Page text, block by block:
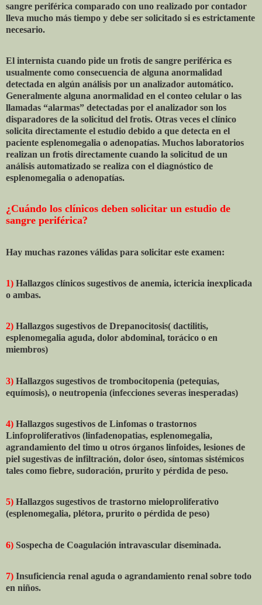
sangre periférica comparado con uno realizado por contador
lleva mucho más tiempo y debe ser solicitado si es estrictamente
necesario.
El internista cuando pide un frotis de sangre periférica es
usualmente como consecuencia de alguna anormalidad
detectada en algún análisis por un analizador automático.
Generalmente alguna anormalidad en el conteo celular o las
llamadas “alarmas” detectadas por el analizador son los
disparadores de la solicitud del frotis. Otras veces el clínico
solicita directamente el estudio debido a que detecta en el
paciente esplenomegalia o adenopatías. Muchos laboratorios
realizan un frotis directamente cuando la solicitud de un
análisis automatizado se realiza con el diagnóstico de
esplenomegalia o adenopatías.
¿Cuándo los clínicos deben solicitar un estudio de
sangre periférica?
Hay muchas razones válidas para solicitar este examen:
1) Hallazgos clínicos sugestivos de anemia, ictericia inexplicada
o ambas.
2) Hallazgos sugestivos de Drepanocitosis( dactilitis,
esplenomegalia aguda, dolor abdominal, torácico o en
miembros)
3) Hallazgos sugestivos de trombocitopenia (petequias,
equímosis), o neutropenia (infecciones severas inesperadas)
4) Hallazgos sugestivos de Linfomas o trastornos
Linfoproliferativos (linfadenopatias, esplenomegalia,
agrandamiento del timo u otros órganos linfoides, lesiones de
piel sugestivas de infiltración, dolor óseo, síntomas sistémicos
tales como fiebre, sudoración, prurito y pérdida de peso.
5) Hallazgos sugestivos de trastorno mieloproliferativo
(esplenomegalia, plétora, prurito o pérdida de peso)
6) Sospecha de Coagulación intravascular diseminada.
7) Insuficiencia renal aguda o agrandamiento renal sobre todo
en niños.